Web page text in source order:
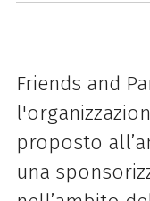
Friends and
proposto
una